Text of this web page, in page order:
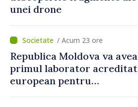
unei drone
/ Acum 23 ore
Republica Moldova va avea
primul laborator acreditat
european pentru